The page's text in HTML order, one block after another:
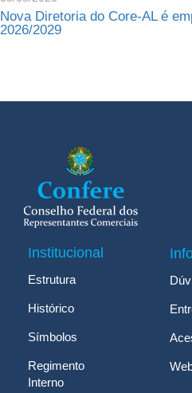
Nova Diretoria do Core-AL é
2026/2029
Institucional
Estrutura
Histórico
Símbolos
Regimento
Interno